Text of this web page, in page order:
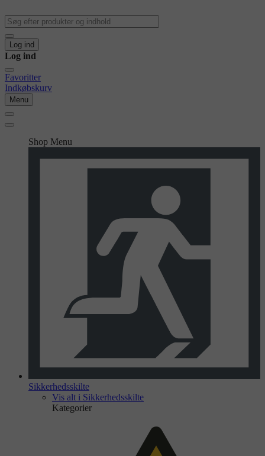
Log ind
Log ind
Favoritter
Indkøbskurv
Menu
Shop Menu
Sikkerhedsskilte
Vis alt i Sikkerhedsskilte
Kategorier